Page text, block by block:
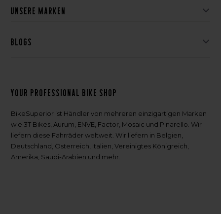
Unsere Marken
Blogs
Your professional bike shop
BikeSuperior ist Händler von mehreren einzigartigen Marken
wie 3T Bikes, Aurum, ENVE, Factor, Mosaic und Pinarello. Wir
liefern diese Fahrräder weltweit. Wir liefern in Belgien,
Deutschland, Österreich, Italien, Vereinigtes Königreich,
Amerika, Saudi-Arabien und mehr.